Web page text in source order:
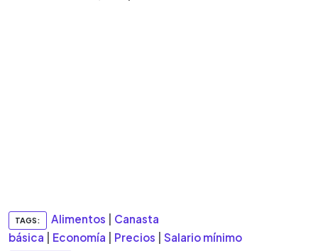
TAGS: Alimentos
Canasta
básica
Economía Precios Salario mínimo